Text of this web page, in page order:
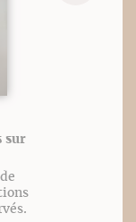
sur